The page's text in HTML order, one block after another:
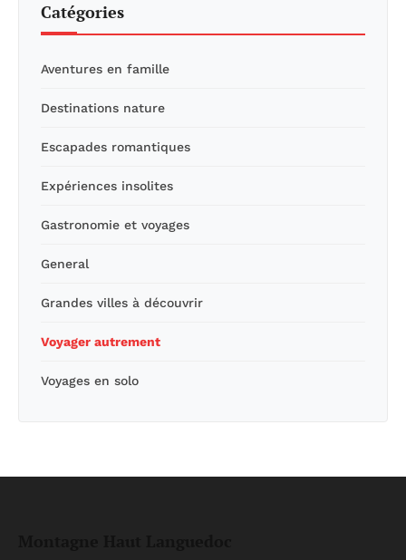
Catégories
Aventures en famille
Destinations nature
Escapades romantiques
Expériences insolites
Gastronomie et voyages
General
Grandes villes à découvrir
Voyager autrement
Voyages en solo